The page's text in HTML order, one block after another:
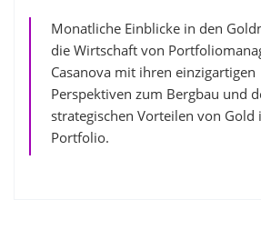
Monatliche Einblicke in den
die Wirtschaft von
Casanova mit ihren einzigartigen
Perspektiven zum Bergbau und
strategischen Vorteilen von Gold
Portfolio.